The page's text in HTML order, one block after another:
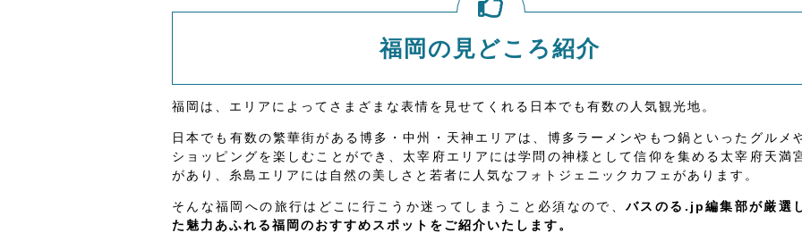
福岡の見どころ紹介
福岡は、エリアによってさまざまな表情を見せてくれる日本でも有数の人気観光地。
日本でも有数の繁華街がある博多・中州・天神エリアは、博多ラーメンやもつ鍋といったグルメ
ショッピングを楽しむことができ、太宰府エリアには学問の神様として信仰を集める太宰府天満
があり、糸島エリアには自然の美しさと若者に人気なフォトジェニックカフェがあります。
そんな福岡への旅行はどこに行こうか迷ってしまうこと必須なので、バスのる.jp編集部が厳選
た魅力あふれる福岡のおすすめスポットをご紹介いたします。